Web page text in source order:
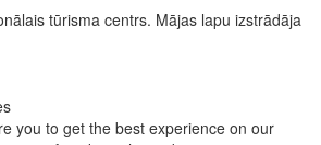
tūrisma centrs. Mājas lapu izstrādāja
you to get the best experience on our